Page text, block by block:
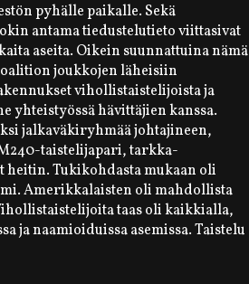
pyhälle paikalle. Sekä
antama tiedustelutieto viittasivat
aseita. Oikein suunnattuina nämä
joukkojen läheisiin
vihollistaistelijoista ja
yhteistyössä hävittäjien kanssa.
jalkaväkiryhmää johtajineen,
taistelijapari, tarkka-
Tukikohdasta mukaan oli
Amerikkalaisten oli mahdollista
taas oli kaikkialla,
ja naamioiduissa asemissa. Taistelu